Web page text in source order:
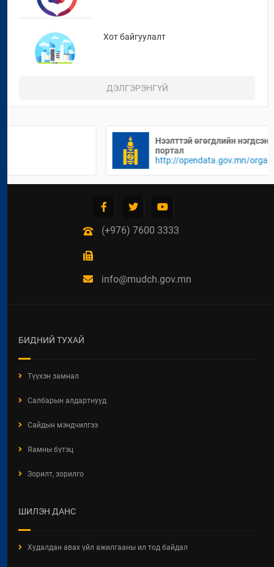
АВИЛГЫН ЭСРЭГ ОЛУУЛАА НЭГДЬЕ
2021 / 12 / 07
2021 / 08 / 27
ОРОЛЦОХ
Хот байгуулалт
Барилга байгууламж
Орон сууц
Судалгаа, салбарын статистик
ДЭЛГЭРЭНГҮЙ
Нээлттэй өгөгдлийн нэгдсэн
http://opendata.gov.mn/organi
zation/bapnjira-xot-6anryyjiajitb
(+976) 7600 3333
info@mudch.gov.mn
БИДНИЙ ТУХАЙ
Түүхэн замнал
Салбарын алдартнууд
Сайдын мэндчилгээ
Яамны бүтэц
Зорилт, зорилго
ШИЛЭН ДАНС
Худалдан авах үйл ажилгааны ил тод байдал